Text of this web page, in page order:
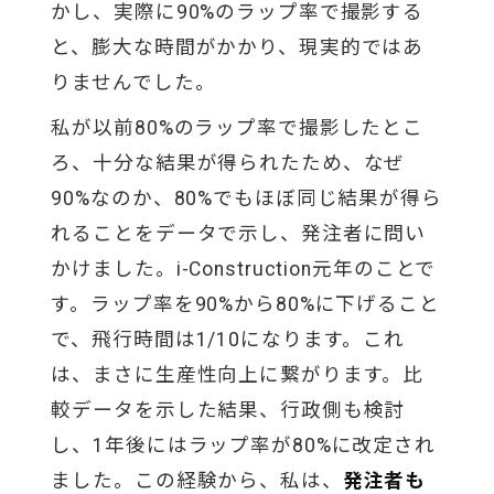
かし、実際に90%のラップ率で撮影する
と、膨大な時間がかかり、現実的ではあ
りませんでした。
私が以前80%のラップ率で撮影したとこ
ろ、十分な結果が得られたため、なぜ
90%なのか、80%でもほぼ同じ結果が得ら
れることをデータで示し、発注者に問い
かけました。i-Construction元年のことで
す。ラップ率を90%から80%に下げること
で、飛行時間は1/10になります。これ
は、まさに生産性向上に繋がります。比
較データを示した結果、行政側も検討
し、1年後にはラップ率が80%に改定され
ました。この経験から、私は、 発注者も